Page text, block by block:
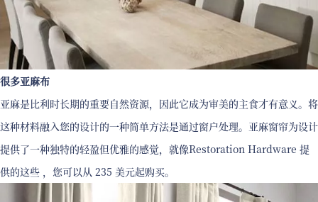
很多亚麻布
亚麻是比利时长期的重要自然资源，因此它成为审美的主食才有意义。将
这种材料融入您的设计的一种简单方法是通过窗户处理。亚麻窗帘为设计
提供了一种独特的轻盈但优雅的感觉，就像Restoration Hardware 提
供的这些 ，您可以从 235 美元起购买。